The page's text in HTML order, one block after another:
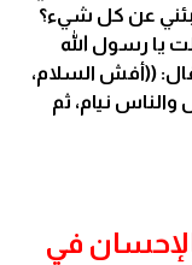
عن كل شيء؟
يا رسول الله
قال: ((أفش السلام،
والناس نيام، ثم
في